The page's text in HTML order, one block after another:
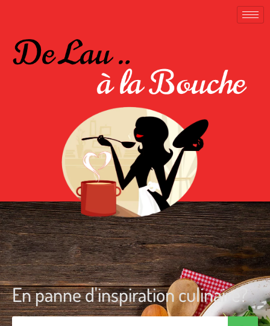
En panne d'inspiration culinaire?